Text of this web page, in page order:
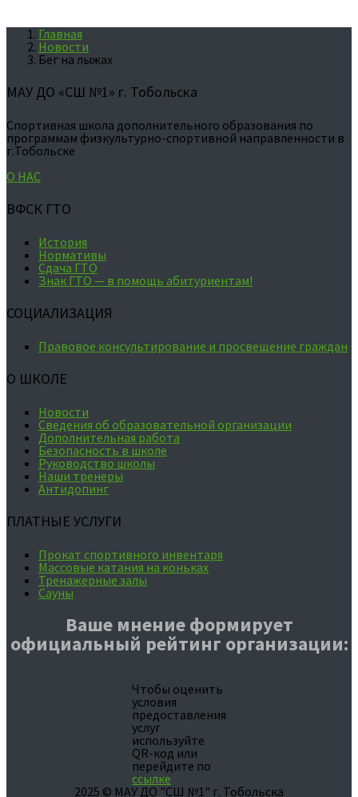
Главная
Новости
Бег на лыжах
МАУ ДО «СШ №1» г. Тобольска
Спортивная школа дополнительного образования по
программам физкультурно-спортивной направленности в
г.Тобольске
О НАС
ВФСК ГТО
История
Нормативы
Сдача ГТО
Знак ГТО — в помощь абитуриентам!
СОЦИАЛИЗАЦИЯ
Правовое консультирование и просвещение граждан
О ШКОЛЕ
Новости
Сведения об образовательной организации
Дополнительная работа
Безопасность в школе
Руководство школы
Наши тренеры
Антидопинг
ПЛАТНЫЕ УСЛУГИ
Прокат спортивного инвентаря
Массовые катания на коньках
Тренажерные залы
Сауны
Ваше мнение формирует
официальный рейтинг организации:
Чтобы оценить
условия
предоставления
услуг
используйте
QR-код или
перейдите по
ссылке
2025 © МАУ ДО "СШ №1" г. Тобольска